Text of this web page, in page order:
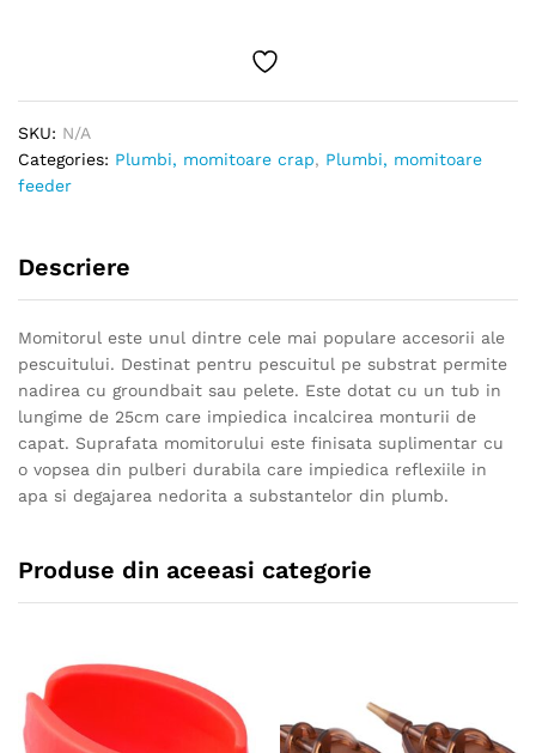
SKU: N/A
Categories: Plumbi, momitoare crap, Plumbi, momitoare
feeder
Descriere
Momitorul este unul dintre cele mai populare accesorii ale
pescuitului. Destinat pentru pescuitul pe substrat permite
nadirea cu groundbait sau pelete. Este dotat cu un tub in
lungime de 25cm care impiedica incalcirea monturii de
capat. Suprafata momitorului este finisata suplimentar cu
o vopsea din pulberi durabila care impiedica reflexiile in
apa si degajarea nedorita a substantelor din plumb.
Produse din aceeasi categorie